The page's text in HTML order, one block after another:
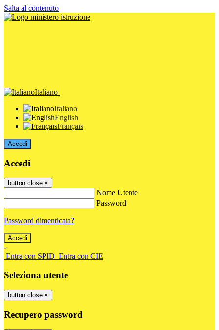
Salta al contenuto
Italiano
Italiano
English
Français
Accedi
Accedi
button close ×
Nome Utente
Password
Password dimenticata?
-
Entra con SPID Entra con CIE
Seleziona utente
button close ×
Recupero password